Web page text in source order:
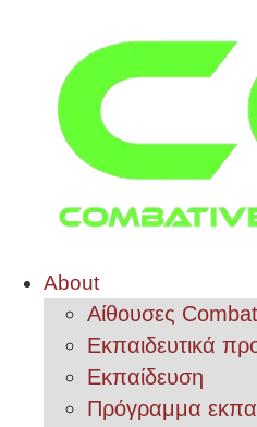
About
Αίθουσες
Εκπαιδευτικά
Εκπαίδευση
Πρόγραμμα